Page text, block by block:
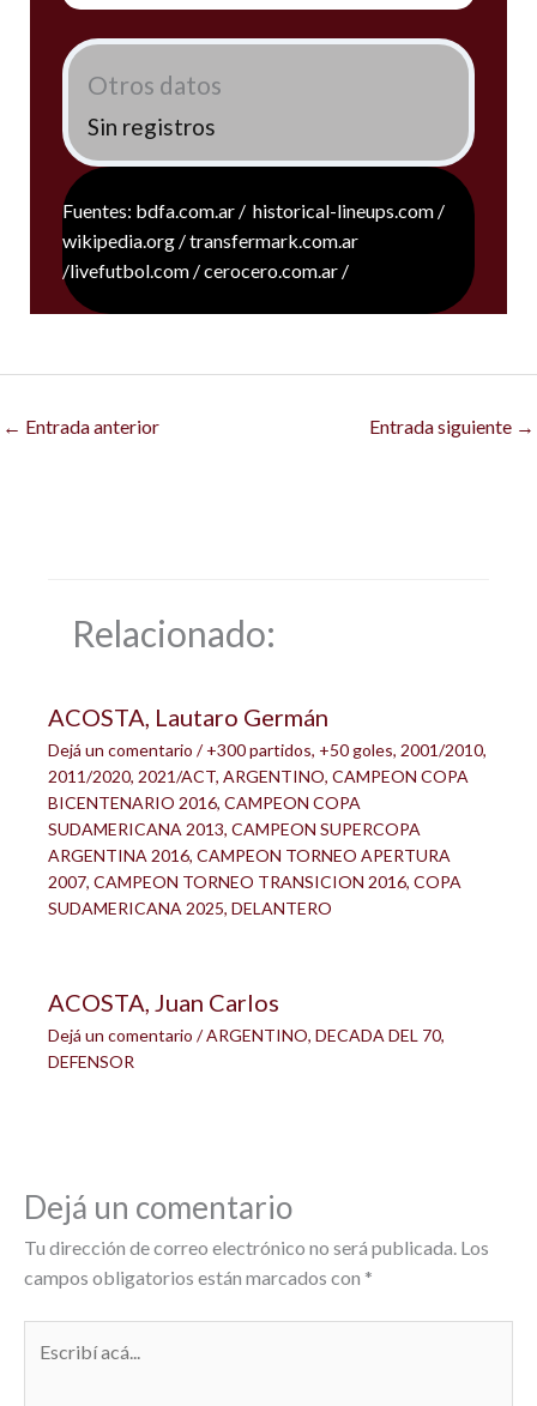
Otros datos
Sin registros
Fuentes: bdfa.com.ar / historical-lineups.com /
wikipedia.org / transfermark.com.ar
/livefutbol.com / cerocero.com.ar /
← Entrada anterior Entrada siguiente →
Relacionado:
ACOSTA, Lautaro Germán
Dejá un comentario /+300 partidos, +50 goles, 2001/2010,
2011/2020, 2021/ACT, ARGENTINO, CAMPEON COPA
BICENTENARIO 2016, CAMPEON COPA
SUDAMERICANA 2013, CAMPEON SUPERCOPA
ARGENTINA 2016, CAMPEON TORNEO APERTURA
2007, CAMPEON TORNEO TRANSICION 2016, COPA
SUDAMERICANA 2025, DELANTERO
ACOSTA, Juan Carlos
Dejá un comentario /ARGENTINO, DECADA DEL 70,
DEFENSOR
Dejá un comentario
Tu dirección de correo electrónico no será publicada. Los
campos obligatorios están marcados con *
acá...